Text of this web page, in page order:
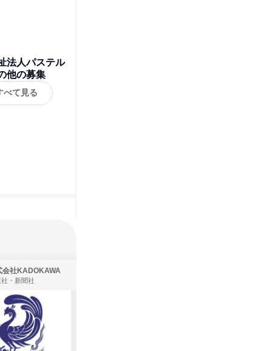
法人パステル
他の募集
べて見る
会社KADOKAWA
・新聞社